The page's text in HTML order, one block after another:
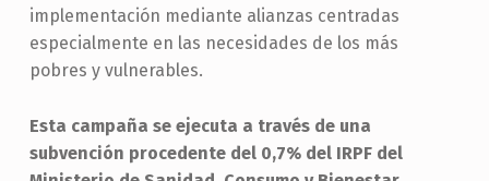
implementación mediante alianzas centradas
especialmente en las necesidades de los más
pobres y vulnerables.
Esta campaña se ejecuta a través de una
subvención procedente del 0,7% del IRPF del